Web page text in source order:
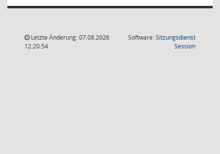
Letzte Änderung: 07.08.2026
12:20:54
Software:Sitzungsdienst
Session(Wird in